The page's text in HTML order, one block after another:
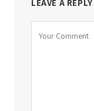
LEAVE A REPLY